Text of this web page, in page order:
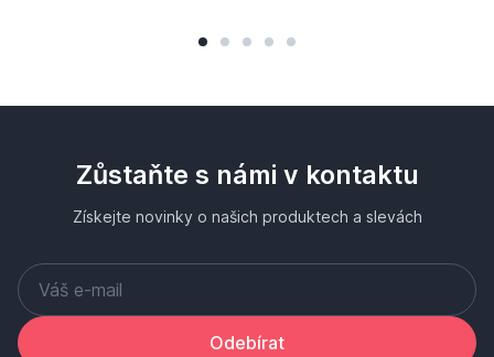
Zůstaňte s námi v kontaktu
Získejte novinky o našich produktech a slevách
Odebírat